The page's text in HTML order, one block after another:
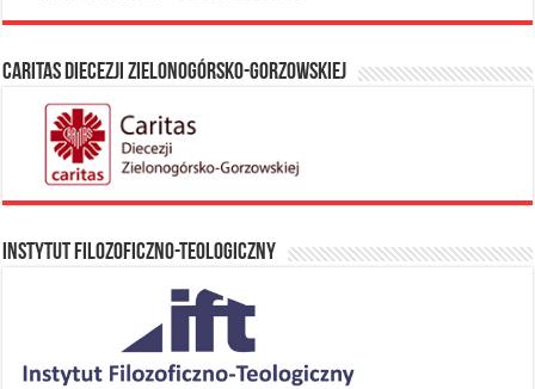
Caritas Diecezji Zielonogórsko-Gorzowskiej
Instytut Filozoficzno-Teologiczny